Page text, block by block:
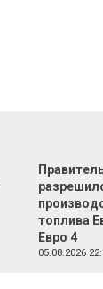
топлива
Евро 4
05.08.2026